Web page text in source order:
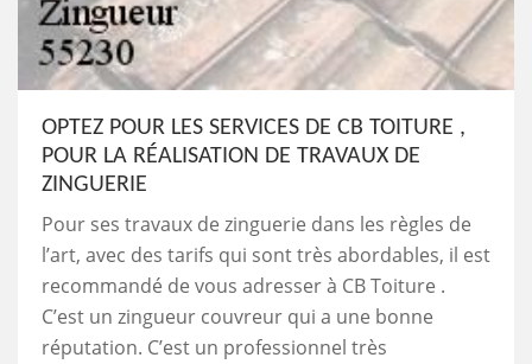
OPTEZ POUR LES SERVICES DE CB TOITURE ,
POUR LA RÉALISATION DE TRAVAUX DE
ZINGUERIE
Pour ses travaux de zinguerie dans les règles de
l’art, avec des tarifs qui sont très abordables, il est
recommandé de vous adresser à CB Toiture .
C’est un zingueur couvreur qui a une bonne
réputation. C’est un professionnel très